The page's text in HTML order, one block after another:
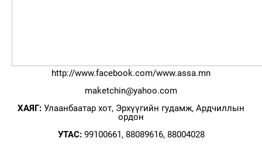
http://www.facebook.com/www.assa.mn
maketchin@yahoo.com
ХАЯГ: Улаанбаатар хот, Эрхүүгийн гудамж, Ардчиллын
ордон
УТАС:99100661, 88089616, 88004028